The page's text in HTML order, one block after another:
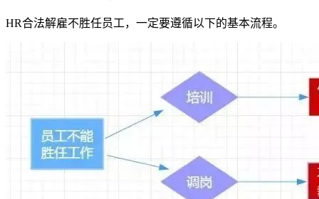
HR合法解雇不胜任员工，一定要遵循以下的基本流程。